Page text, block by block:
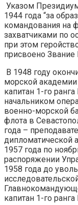
Указом
1944 года “за
командования на
захватчиками по
при этом
присвоено Звание
В 1948 году
морской
капитан 1-го
начальником
военно-морской
флота в
года –
дипломатической
1957 года по
распоряжении
1958 года до
капитан 1-го